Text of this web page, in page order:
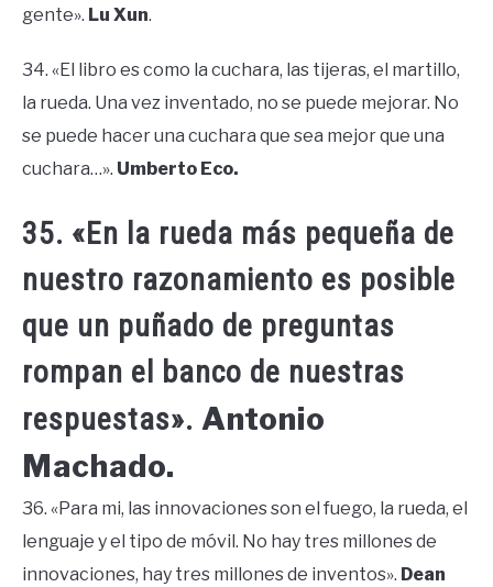
gente». Lu Xun.
34. «El libro es como la cuchara, las tijeras, el martillo,
la rueda. Una vez inventado, no se puede mejorar. No
se puede hacer una cuchara que sea mejor que una
cuchara…». Umberto Eco.
35. «En la rueda más pequeña de
nuestro razonamiento es posible
que un puñado de preguntas
rompan el banco de nuestras
respuestas». Antonio
Machado.
36. «Para mi, las innovaciones son el fuego, la rueda, el
lenguaje y el tipo de móvil. No hay tres millones de
innovaciones, hay tres millones de inventos». Dean